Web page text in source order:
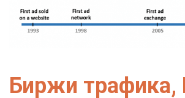
Биржи трафика,